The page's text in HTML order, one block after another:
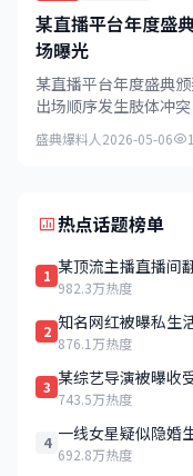
某直播平台年度盛
场曝光
某直播平台年度盛典
出场顺序发生肢体冲
盛典爆料人 2026-05-06
热点话题榜单
1 某顶流主播直播间
982.3万热度
2 知名网红被曝私生
876.1万热度
3 某综艺导演被曝收
743.5万热度
4 一线女星疑似隐婚
692.8万热度